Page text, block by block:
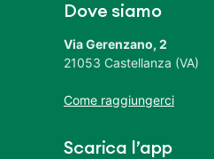
Dove siamo
Via Gerenzano, 2
21053 Castellanza (VA)
Come raggiungerci
Scarica l’app